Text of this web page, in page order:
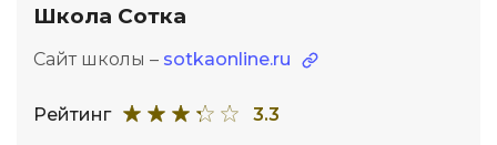
Школа Сотка
Сайт школы – sotkaonline.ru
Рейтинг 3.3